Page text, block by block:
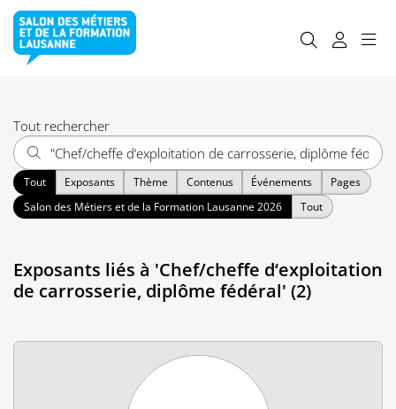
Tout rechercher
Tout Exposants Thème Contenus Événements
Pages
Salon des Métiers et de la Formation Lausanne 2026
Tout
Exposants liés à 'Chef/cheffe d‘exploitation
de carrosserie, diplôme fédéral' (2)